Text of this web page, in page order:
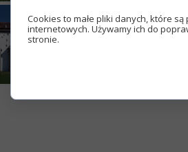
Cookies to małe pliki danych, które
internetowych. Używamy ich do
stronie.